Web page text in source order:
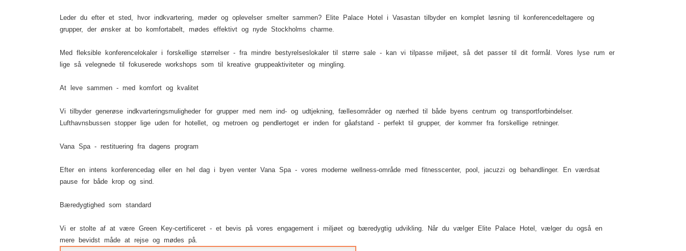
Leder du efter et sted, hvor indkvartering, møder og oplevelser smelter sammen? Elite Palace Hotel i Vasastan tilbyder en komplet løsning til konferencedeltagere og
grupper, der ønsker at bo komfortabelt, mødes effektivt og nyde Stockholms charme.
Med fleksible konferencelokaler i forskellige størrelser - fra mindre bestyrelseslokaler til større sale - kan vi tilpasse miljøet, så det passer til dit formål. Vores lyse rum er
lige så velegnede til fokuserede workshops som til kreative gruppeaktiviteter og mingling.
At leve sammen - med komfort og kvalitet
Vi tilbyder generøse indkvarteringsmuligheder for grupper med nem ind- og udtjekning, fællesområder og nærhed til både byens centrum og transportforbindelser.
Lufthavnsbussen stopper lige uden for hotellet, og metroen og pendlertoget er inden for gåafstand - perfekt til grupper, der kommer fra forskellige retninger.
Vana Spa - restituering fra dagens program
Efter en intens konferencedag eller en hel dag i byen venter Vana Spa - vores moderne wellness-område med fitnesscenter, pool, jacuzzi og behandlinger. En værdsat
pause for både krop og sind.
Bæredygtighed som standard
Vi er stolte af at være Green Key-certificeret - et bevis på vores engagement i miljøet og bæredygtig udvikling. Når du vælger Elite Palace Hotel, vælger du også en
mere bevidst måde at rejse og mødes på.